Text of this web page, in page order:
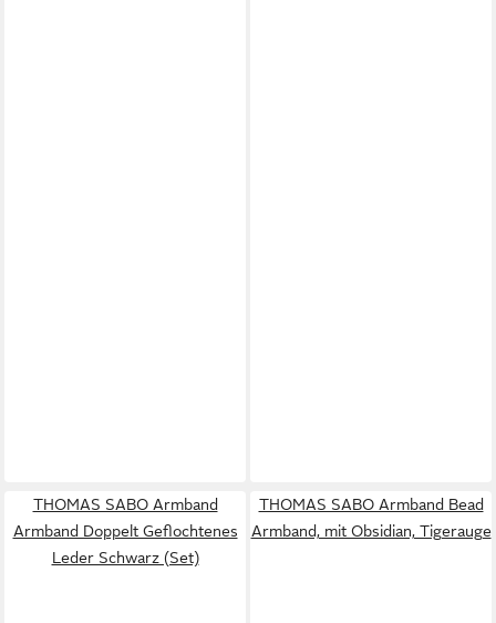
THOMAS SABO Armband
Armband Doppelt Geflochtenes
Leder Schwarz (Set)
THOMAS SABO Armband Bead
Armband, mit Obsidian, Tigerauge